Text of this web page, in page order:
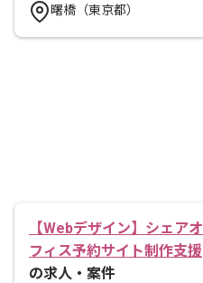
曙橋（東京都）
【Webデザイン】シェアオ
フィス予約サイト制作支援
の求人・案件